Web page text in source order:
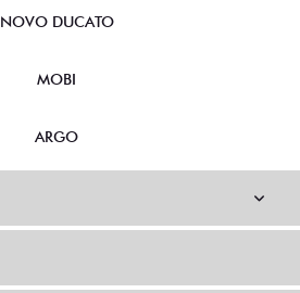
NOVO DUCATO
MOBI
ARGO